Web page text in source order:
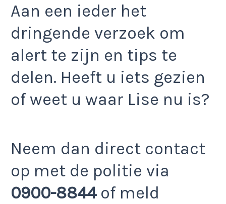
Aan een ieder het
dringende verzoek om
alert te zijn en tips te
delen. Heeft u iets gezien
of weet u waar Lise nu is?
Neem dan direct contact
op met de politie via
0900-8844of meld